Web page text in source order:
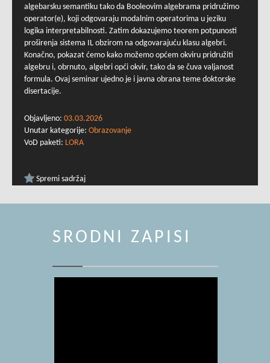
algebarsku semantiku tako da Booleovim algebrama pridružimo
operator(e), koji odgovaraju modalnim operatorima u jeziku
logika interpretabilnosti. Zatim dokazujemo teorem potpunosti
proširenja sistema IL obzirom na odgovarajuću klasu algebri.
Konačno, pokazat ćemo kako možemo općem okviru pridružiti
algebru i, obrnuto, algebri opći okvir, tako da se čuva valjanost
formula. Ovaj seminar ujedno je i javna obrana teme doktorske
disertacije.
Objavljeno: 03.03.2026
Unutar kategorije: Obrazovanje
VoD paketi: LORA
Spremi sadržaj
SRODNI ZAPISI